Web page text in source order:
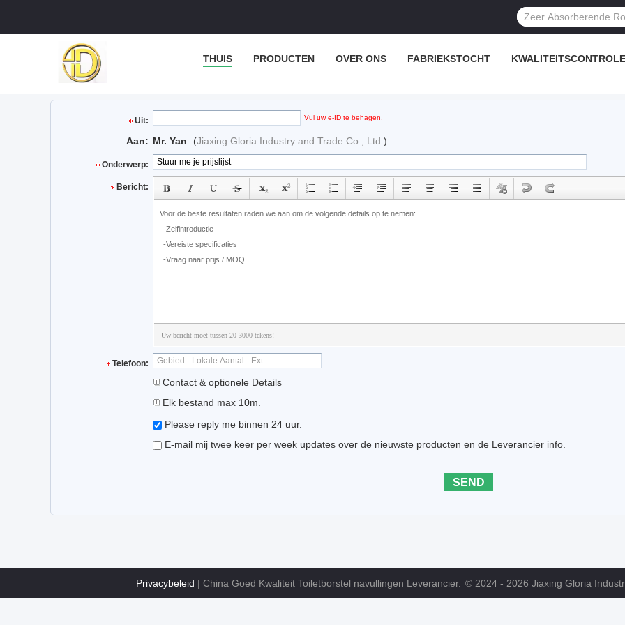
THUIS PRODUCTEN OVER ONS FABRIEKSTOCHT KWALITEITSCONTROLE
Uit: Vul uw e-ID te behagen.
Aan: Mr. Yan (Jiaxing Gloria Industry and Trade Co., Ltd. )
Onderwerp:
Bericht:
Uw bericht moet tussen 20-3000 tekens!
Telefoon:
Contact & optionele Details
Elk bestand max 10m.
Please reply me binnen 24 uur.
E-mail mij twee keer per week updates over de nieuwste producten en de Leverancier info.
Privacybeleid | China Goed Kwaliteit Toiletborstel navullingen Leverancier. © 2024 - 2026 Jiaxing Gloria